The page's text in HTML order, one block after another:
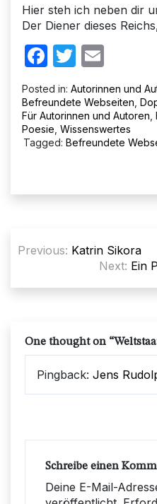
Hier steh ich neben dir
Der Diener dieses
Facebook
Twitter
Posted in: Autorinnen und
Befreundete Webseiten
Für Autorinnen und Autoren
Poesie Wissenswertes
Tagged: Befreundete
Previous: Katrin Sikora
Next: Ein
One thought on “
Pingback: Jens
Schreibe einen
Deine E-Mail-